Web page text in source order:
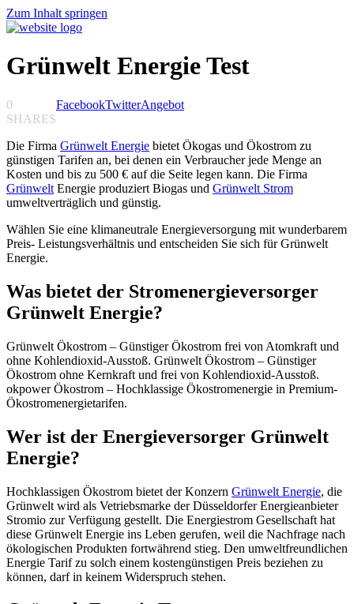
Zum Inhalt springen
Grünwelt Energie Test
0
SHARES
FacebookTwitterAngebot
Die Firma Grünwelt Energie bietet Ökogas und Ökostrom zu
günstigen Tarifen an, bei denen ein Verbraucher jede Menge an
Kosten und bis zu 500 € auf die Seite legen kann. Die Firma
Grünwelt Energie produziert Biogas und Grünwelt Strom
umweltverträglich und günstig.
Wählen Sie eine klimaneutrale Energieversorgung mit wunderbarem
Preis- Leistungsverhältnis und entscheiden Sie sich für Grünwelt
Energie.
Was bietet der Stromenergieversorger
Grünwelt Energie?
Grünwelt Ökostrom – Günstiger Ökostrom frei von Atomkraft und
ohne Kohlendioxid-Ausstoß. Grünwelt Ökostrom – Günstiger
Ökostrom ohne Kernkraft und frei von Kohlendioxid-Ausstoß.
okpower Ökostrom – Hochklassige Ökostromenergie in Premium-
Ökostromenergietarifen.
Wer ist der Energieversorger Grünwelt
Energie?
Hochklassigen Ökostrom bietet der Konzern Grünwelt Energie, die
Grünwelt wird als Vetriebsmarke der Düsseldorfer Energieanbieter
Stromio zur Verfügung gestellt. Die Energiestrom Gesellschaft hat
diese Grünwelt Energie ins Leben gerufen, weil die Nachfrage nach
ökologischen Produkten fortwährend stieg. Den umweltfreundlichen
Energie Tarif zu solch einem kostengünstigen Preis beziehen zu
können, darf in keinem Widerspruch stehen.